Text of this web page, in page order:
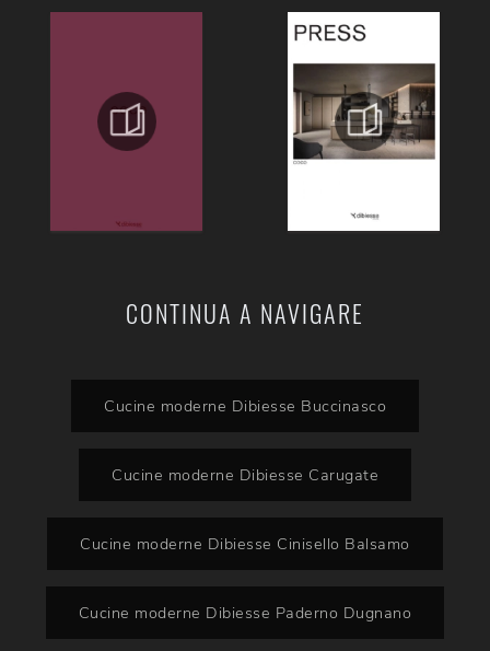
CONTINUA A NAVIGARE
Cucine moderne Dibiesse Buccinasco
Cucine moderne Dibiesse Carugate
Cucine moderne Dibiesse Cinisello Balsamo
Cucine moderne Dibiesse Paderno Dugnano